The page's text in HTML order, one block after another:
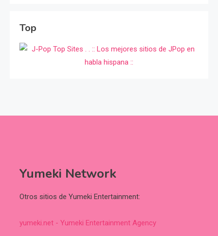
Top
Yumeki Network
Otros sitios de Yumeki Entertainment:
yumeki.net - Yumeki Entertainment Agency